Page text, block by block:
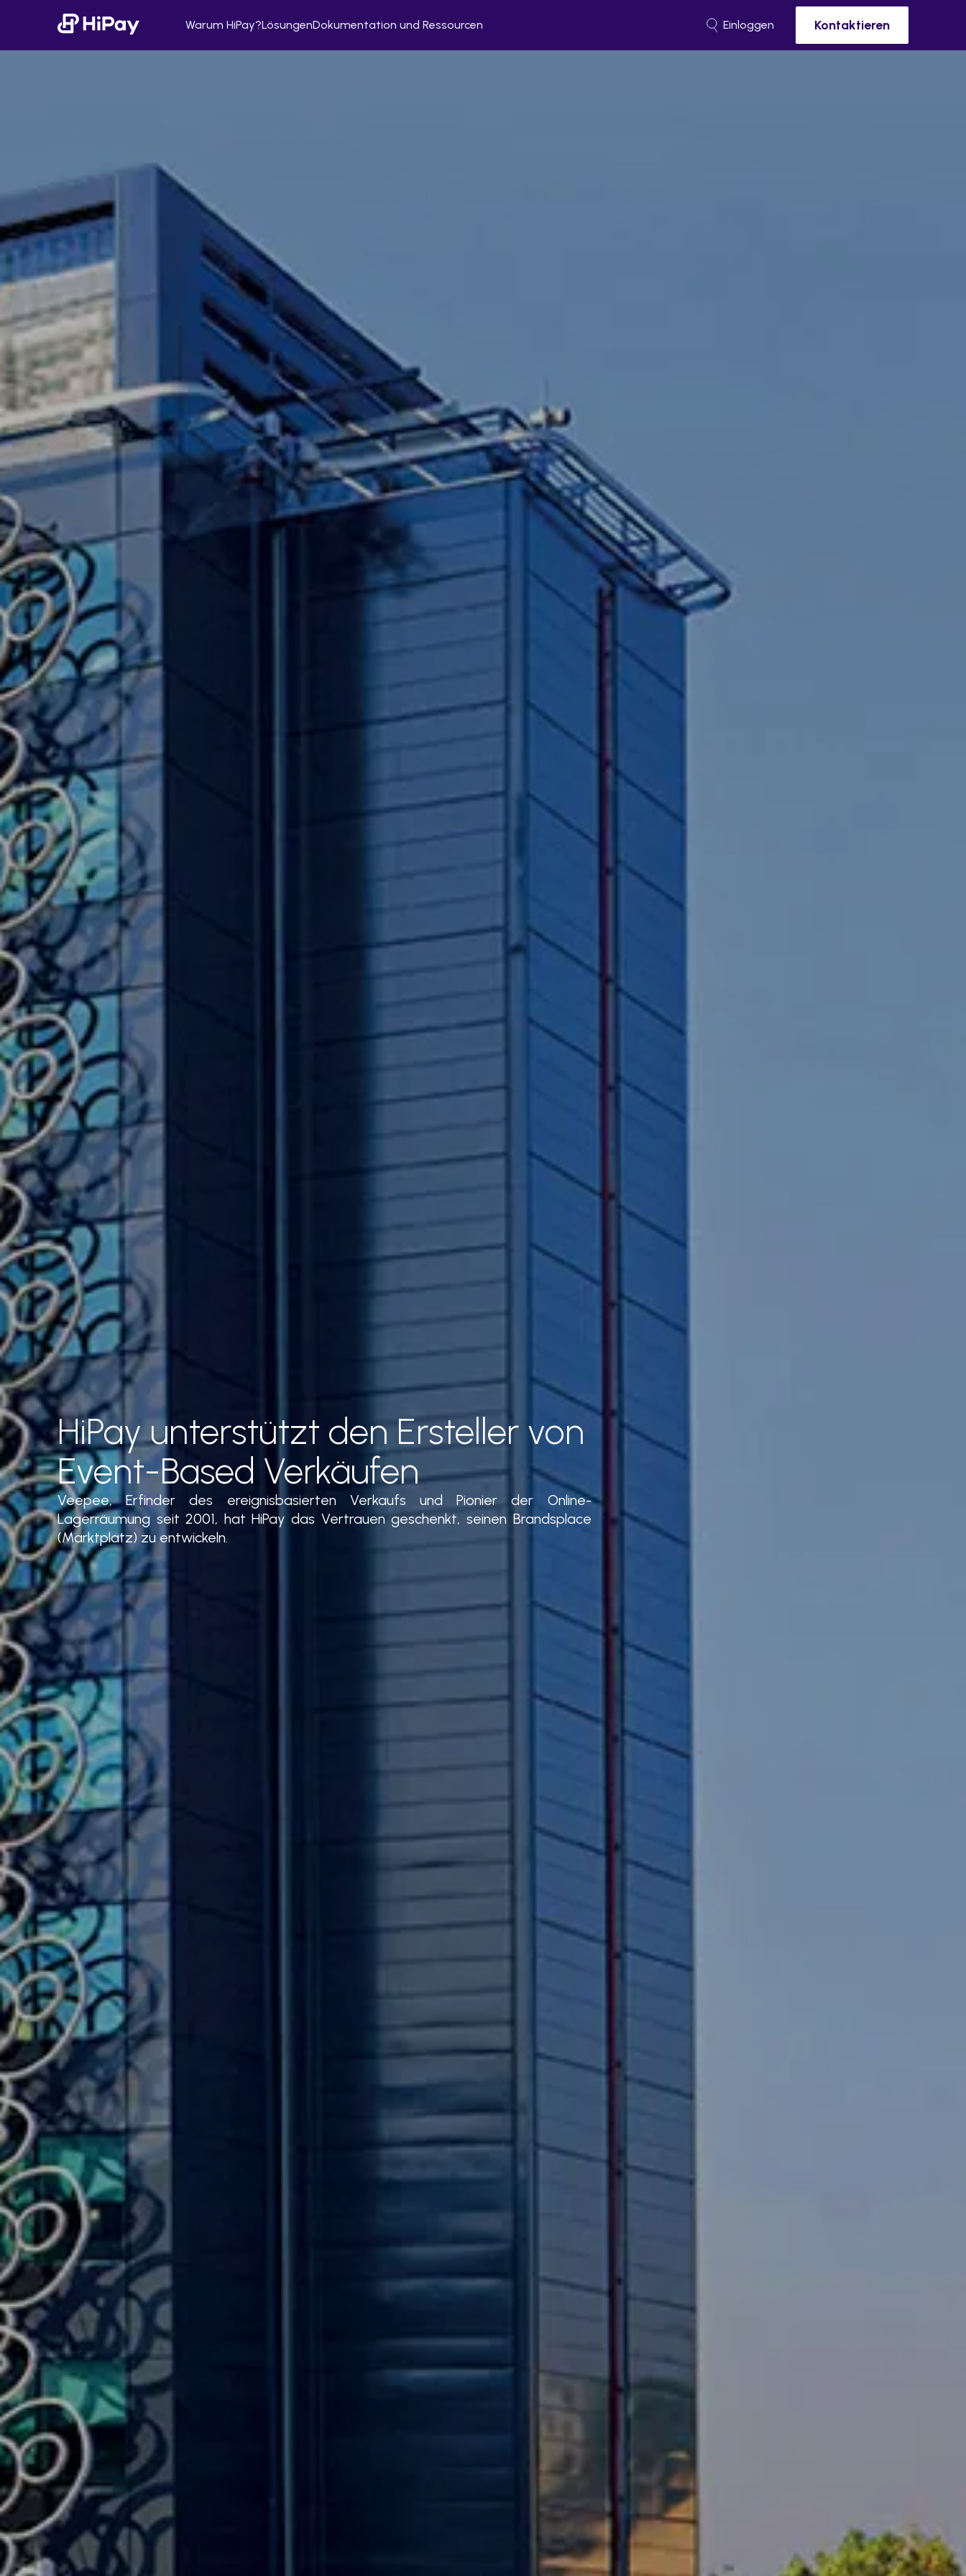
Warum HiPay?LösungenDokumentation und Ressourcen Einloggen Kontaktieren
HiPay unterstützt den Ersteller von
Event-Based Verkäufen
Veepee, Erfinder des ereignisbasierten Verkaufs und Pionier der Online-
Lagerräumung seit 2001, hat HiPay das Vertrauen geschenkt, seinen Brandsplace
(Marktplatz) zu entwickeln.